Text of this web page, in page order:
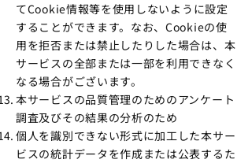
てCookie情報等を使用しないように設定
することができます。なお、Cookieの使
用を拒否または禁止したりした場合は、本
サービスの全部または一部を利用できなく
なる場合がございます。
本サービスの品質管理のためのアンケート
調査及びその結果の分析のため
個人を識別できない形式に加工した本サー
ビスの統計データを作成または公表するた